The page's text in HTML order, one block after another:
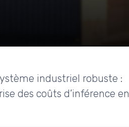
industriel robuste :
des coûts d’inférence en